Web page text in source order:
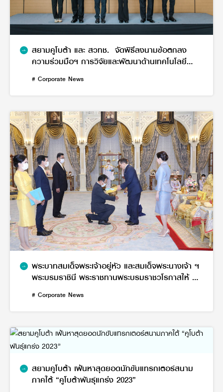
สยามคูโบต้า และ สวทช. จัดพิธีลงนามข้อตกลง
ความร่วมมือฯ การวิจัยและพัฒนาด้านเทคโนโลยี
# Corporate News
พระบาทสมเด็จพระเจ้าอยู่หัว และสมเด็จพระนางเจ้า ฯ
พระบรมราชินี พระราชทานพระบรมราชวโรกาสให้ ผู้
บริหารสยามคูโบต้า และเอสซีจี น้อมเกล้า ฯ ถวาย
เครื่องจักรกลการเกษตร
# Corporate News
สยามคูโบต้า เฟ้นหาสุดยอดนักขับแทรกเตอร์สนาม
ภาคใต้ “คูโบต้าพันธุ์แกร่ง 2023”